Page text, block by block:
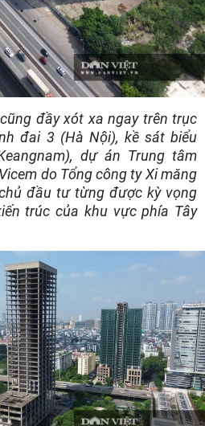
đầy xót xa ngay trên trục
đai 3 (Hà Nội), kề sát biểu
dự án Trung tâm
do Tổng công ty Xi măng
đầu tư từng được kỳ vọng
trúc của khu vực phía Tây